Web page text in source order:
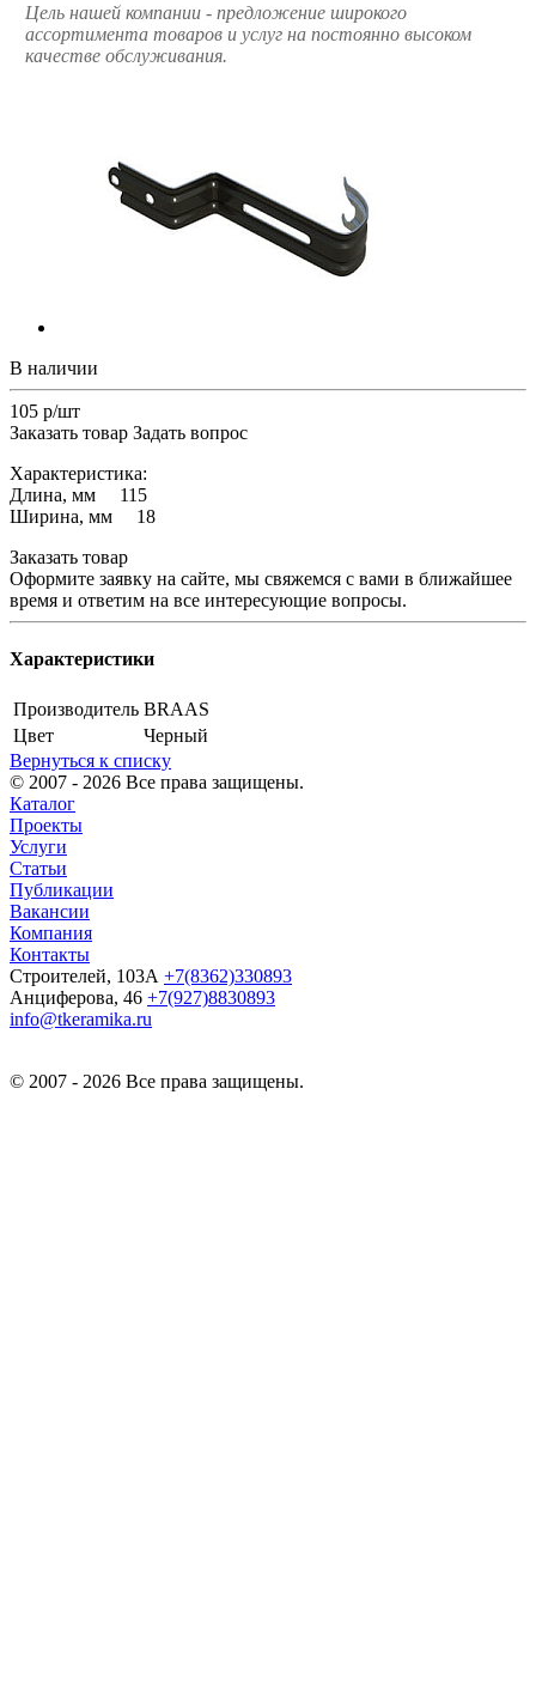
Цель нашей компании - предложение широкого
ассортимента товаров и услуг на постоянно высоком
качестве обслуживания.
В наличии
105 р/шт
Заказать товар Задать вопрос
Характеристика:
Длина, мм 115
Ширина, мм 18
Заказать товар
Оформите заявку на сайте, мы свяжемся с вами в ближайшее
время и ответим на все интересующие вопросы.
Характеристики
Производитель BRAAS
Цвет
Черный
Вернуться к списку
© 2007 - 2026 Все права защищены.
Каталог
Проекты
Услуги
Статьи
Публикации
Вакансии
Компания
Контакты
Строителей, 103А +7(8362)330893
Анциферова, 46 +7(927)8830893
info@tkeramika.ru
© 2007 - 2026 Все права защищены.